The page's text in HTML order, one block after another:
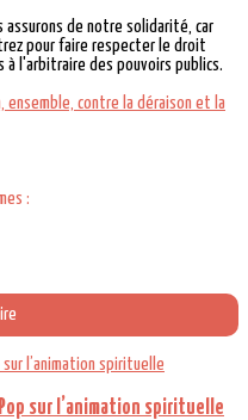
assurons de notre solidarité, car
pour faire respecter le droit
à l'arbitraire des pouvoirs publics.
ensemble, contre la déraison et la
:
sur l’animation spirituelle